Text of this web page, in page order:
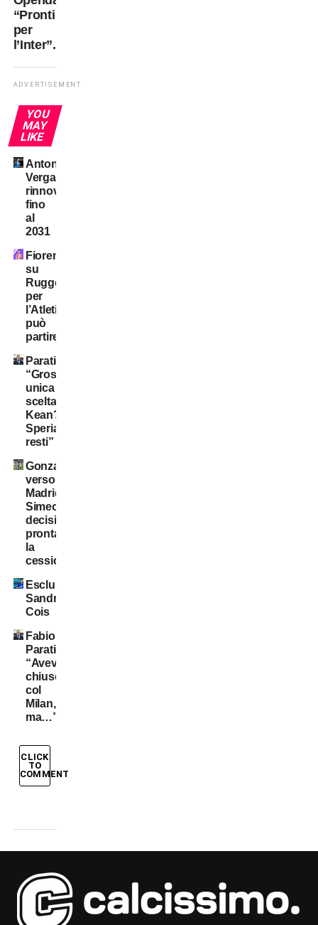
“Pronti
per
l’Inter”.
ADVERTISEMENT
YOU
MAY
LIKE
Antonio
Vergara,
rinnovo
fino
al
2031
Fiorentina
su
Ruggeri:
per
l’Atletico
può
partire
Paratici:
“Grosso
unica
scelta.
Kean?
Speriamo
resti”
Gonzalez
verso
Madrid:
Simeone
decisivo,
pronta
la
cessione!
Esclusiva:
Sandro
Cois
Fabio
Paratici:
“Avevo
chiuso
col
Milan,
ma…”
CLICK
TO
COMMENT